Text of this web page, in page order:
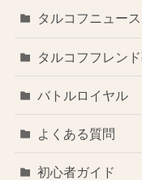
タルコフニュース
タルコフフレン
バトルロイヤル
よくある質問
初心者ガイド